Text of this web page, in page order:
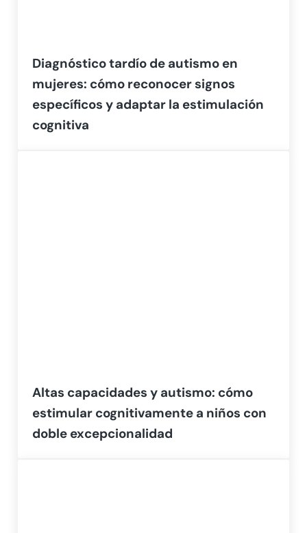
Diagnóstico tardío de autismo en
mujeres: cómo reconocer signos
específicos y adaptar la estimulación
cognitiva
Altas capacidades y autismo: cómo
estimular cognitivamente a niños con
doble excepcionalidad